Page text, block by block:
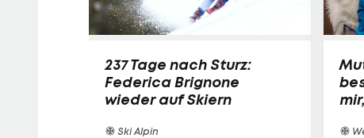
237 Tage nach Sturz:
Federica Brignone
wieder auf Skiern
Ski Alpin